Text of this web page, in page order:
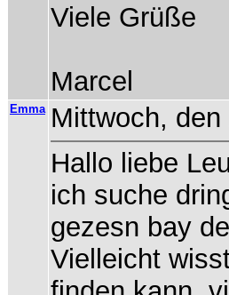
Viele Grüße
Marcel
Emma Mittwoch,
Hallo liebe
ich suche
gezesn bay
Vielleicht